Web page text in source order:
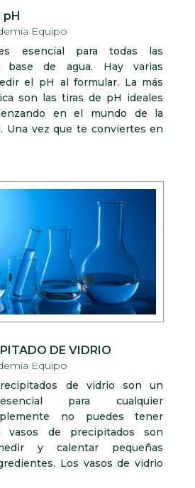
pH
Equipo
esencial para todas las
base de agua. Hay varias
el pH al formular. La más
son las tiras de pH ideales
en el mundo de la
Una vez que te conviertes en
DE VIDRIO
Equipo
de vidrio son un
para cualquier
no puedes tener
vasos de precipitados son
y calentar pequeñas
Los vasos de vidrio